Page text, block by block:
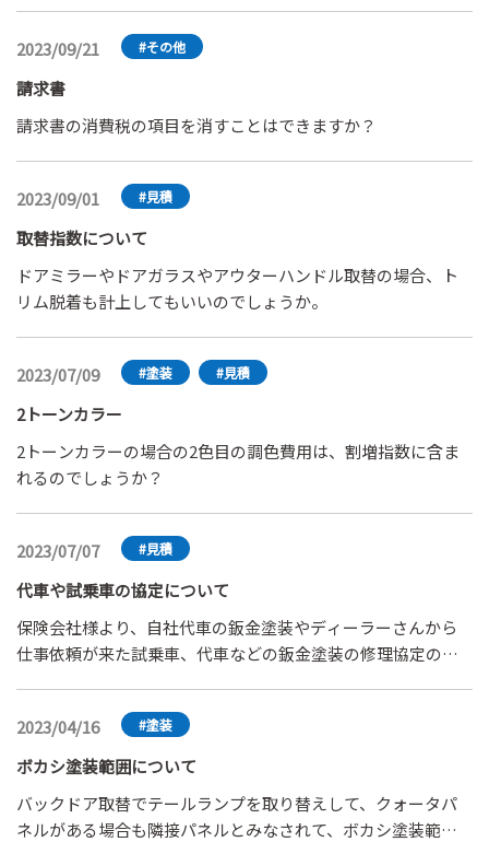
ません。」と言われました。 おそらく、新車から装着され
ているものなので指数テーブルマニュアルにも「含まれてい
る」という文言の記載があるとは思うのですが、臨機応変に
は出来ないのかなと思いました。何かこう訴えかけたら応じ
てくれるのではないかという案件がありましたら教えて下さ
い。
ト全体の程（隣接パネル2枚）だと、1コートソリッドでの加
算基礎数値とさほど大きく変わらないのは何故でしょうか？
2023/09/21 #その他
請求書
請求書の消費税の項目を消すことはできますか？
2023/09/01 #見積
取替指数について
ドアミラーやドアガラスやアウターハンドル取替の場合、ト
リム脱着も計上してもいいのでしょうか。
2023/07/09 #塗装 #見積
2トーンカラー
2トーンカラーの場合の2色目の調色費用は、割増指数に含ま
れるのでしょうか？
2023/07/07 #見積
代車や試乗車の協定について
保険会社様より、自社代車の鈑金塗装やディーラーさんから
仕事依頼が来た試乗車、代車などの鈑金塗装の修理協定の際
2023/04/16
#塗装
ボカシ塗装範囲について
バックドア取替でテールランプを取り替えして、クォータパ
ネルがある場合も隣接パネルとみなされて、ボカシ塗装範囲